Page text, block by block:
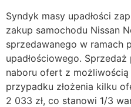
Syndyk masy upadłości
zakup samochodu Nissan
sprzedawanego w ramach
upadłościowego.
naboru ofert z
przypadku złożenia kilku
2 033 zł, co stanowi 1/3